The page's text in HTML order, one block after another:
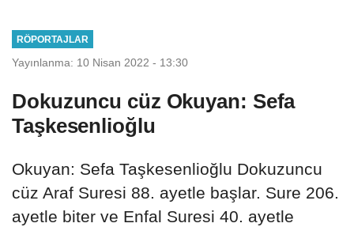
RÖPORTAJLAR
Yayınlanma: 10 Nisan 2022 - 13:30
Dokuzuncu cüz Okuyan: Sefa
Taşkesenlioğlu
Okuyan: Sefa Taşkesenlioğlu Dokuzuncu
cüz Araf Suresi 88. ayetle başlar. Sure 206.
ayetle biter ve Enfal Suresi 40. ayetle